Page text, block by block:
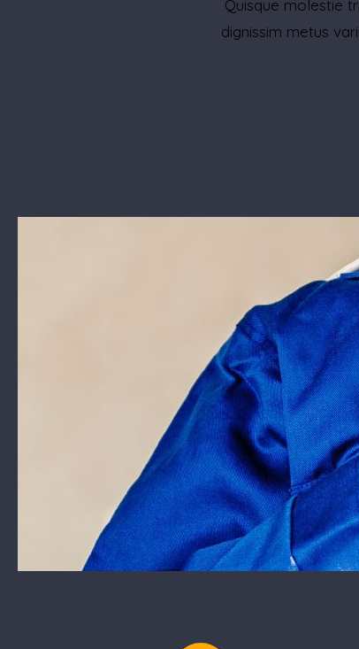
Quisque molestie
dignissim metus